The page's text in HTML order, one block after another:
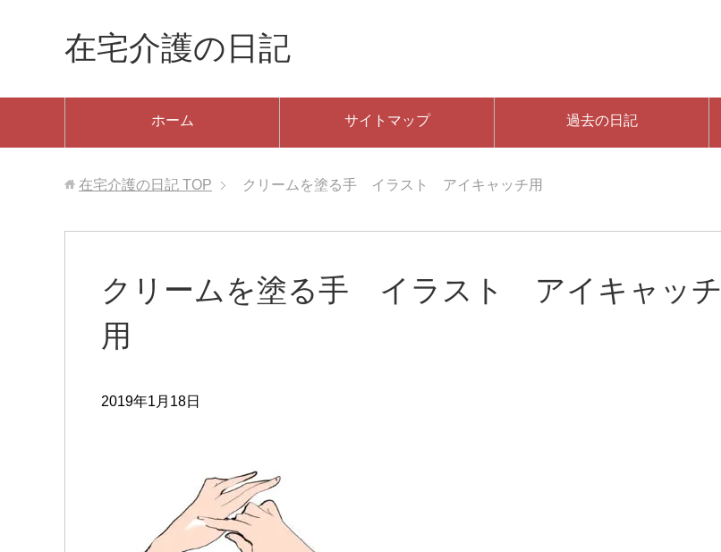
在宅介護の日記
ホーム サイトマップ 過去の日記
在宅介護の日記 TOP クリームを塗る手 イラスト アイキャッチ用
クリームを塗る手 イラスト アイキャッチ
用
2019年1月18日